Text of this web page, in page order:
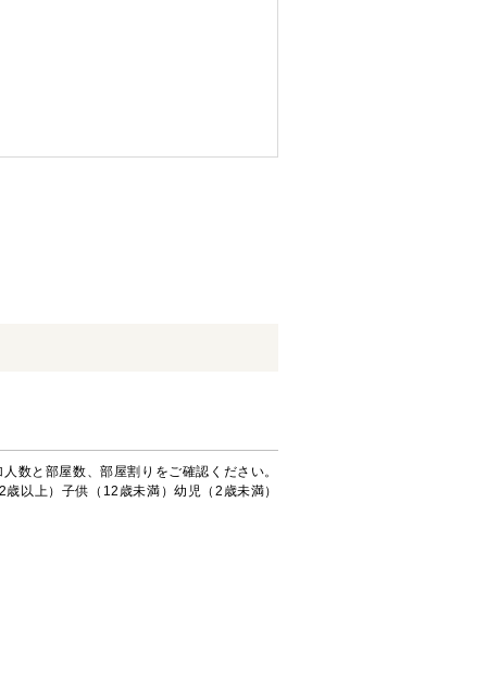
数と部屋数、部屋割りをご確認ください。
以上）子供（12歳未満）幼児（2歳未満）